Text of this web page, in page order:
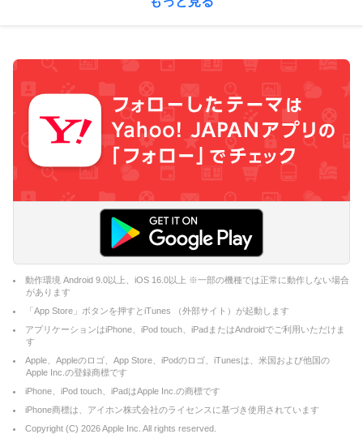
動作環境 Android 9.0以上、iOS 16.0以上 ※一部の機種では正常に動作しない場合
があります
「App Store」ボタンを押すとiTunes （外部サイト）が起動します
アプリケーションはiPhone、iPod touch、iPadまたはAndroidでご利用いただけま
す
Apple、Appleのロゴ、App Store、iPodのロゴ、iTunesは、米国および他国の
Apple Inc.の登録商標です
iPhone、iPod touch、iPadはApple Inc.の商標です
iPhone商標は、アイホン株式会社のライセンスに基づき使用されています
Copyright (C) 2026Apple Inc. All rights reserved.